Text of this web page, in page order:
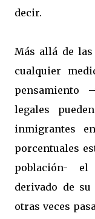
decir.
Más allá de
cualquier
pensamiento
legales
inmigrantes
porcentuales
población-
derivado de
otras veces